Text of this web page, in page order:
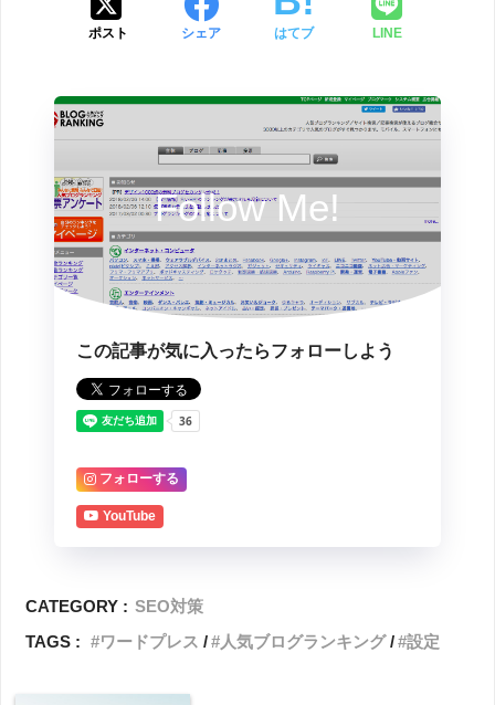
ポスト シェア はてブ LINE
Follow Me!
この記事が気に入ったらフォローしよう
フォローする
YouTube
CATEGORY : SEO対策
TAGS :
ワードプレス 人気ブログランキング 設定